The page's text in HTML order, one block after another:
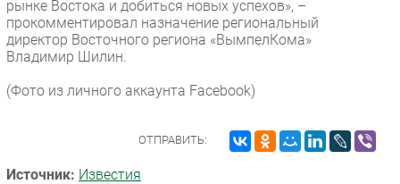
Новости
Аналитика
Интервью
Мероприятия
Тестовый стенд
рынке Востока и добиться новых успехов», –
прокомментировал назначение региональный
директор Восточного региона «ВымпелКома»
Владимир Шилин.
(Фото из личного аккаунта Facebook)
ОТПРАВИТЬ:
Источник: Известия